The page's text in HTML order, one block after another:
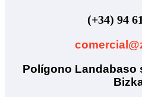
(+34) 94
Polígono Landabaso